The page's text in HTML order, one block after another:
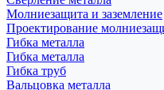
Молниезащита и заземление
Проектирование
Гибка металла
Гибка металла
Гибка труб
Вальцовка металла